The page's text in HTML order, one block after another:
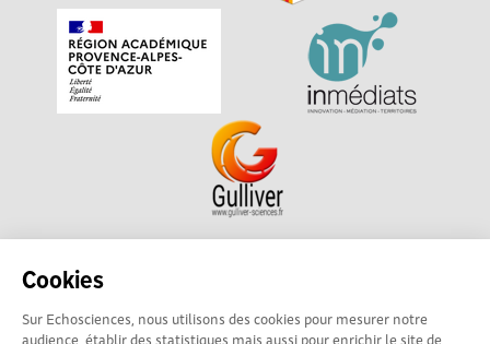
Cookies
Sur Echosciences, nous utilisons des cookies pour mesurer notre
audience, établir des statistiques mais aussi pour enrichir le site de
Echosciences Sud Provence-Alpes-Côte d'Azur est à
académique pour la Recherche et l'Innovation Provence-